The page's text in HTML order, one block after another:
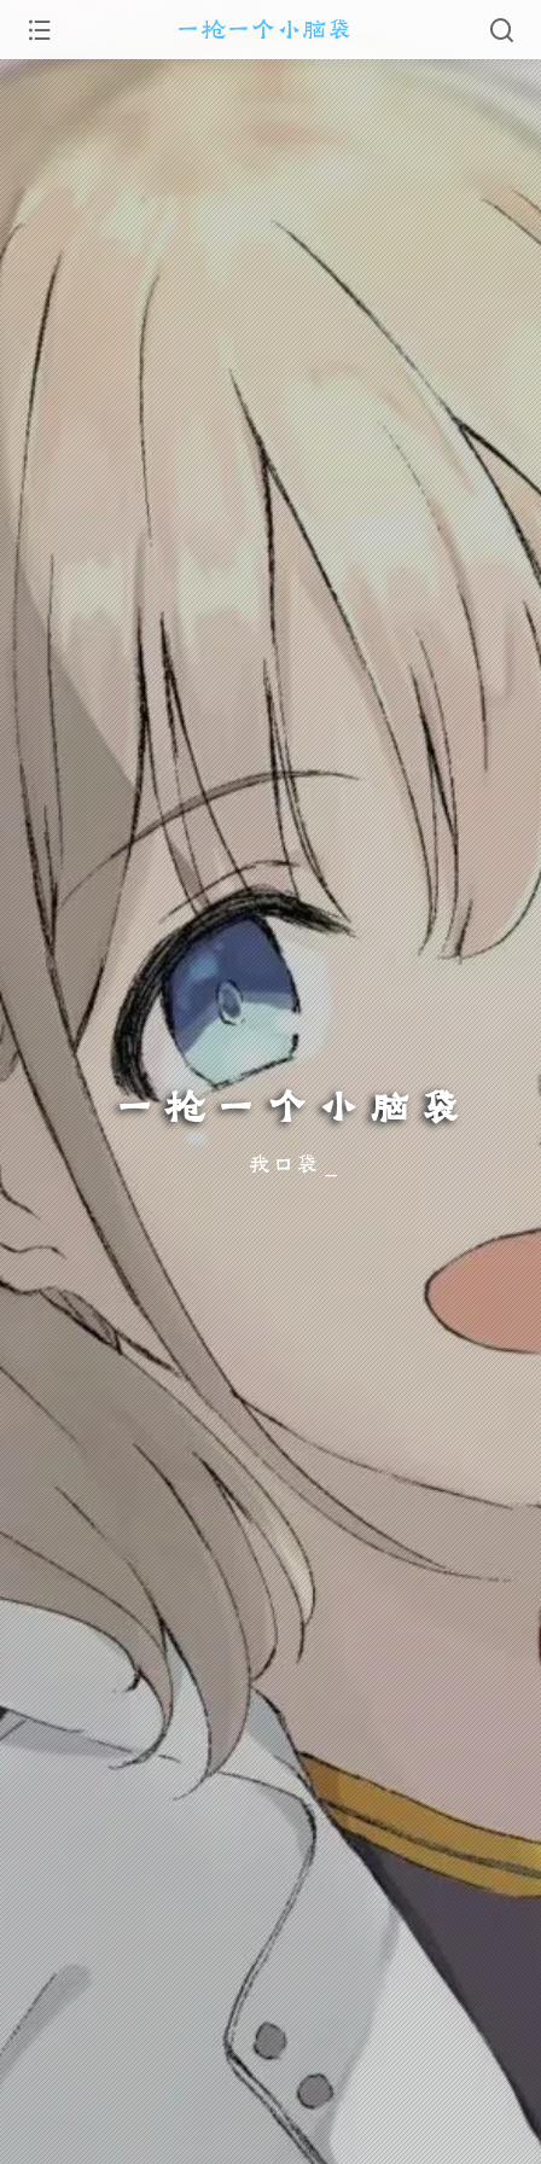
一枪一个小脑袋
一枪一个小脑袋
我口袋只剩